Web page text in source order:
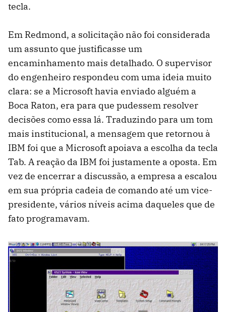
tecla.
Em Redmond, a solicitação não foi considerada
um assunto que justificasse um
encaminhamento mais detalhado. O supervisor
do engenheiro respondeu com uma ideia muito
clara: se a Microsoft havia enviado alguém a
Boca Raton, era para que pudessem resolver
decisões como essa lá. Traduzindo para um tom
mais institucional, a mensagem que retornou à
IBM foi que a Microsoft apoiava a escolha da tecla
Tab. A reação da IBM foi justamente a oposta. Em
vez de encerrar a discussão, a empresa a escalou
em sua própria cadeia de comando até um vice-
presidente, vários níveis acima daqueles que de
fato programavam.